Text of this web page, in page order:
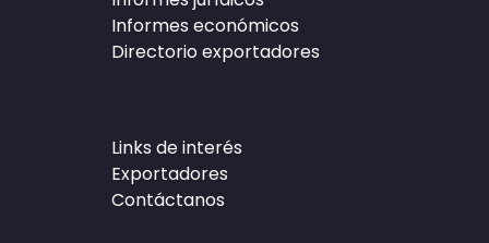
Informes económicos
Directorio exportadores
Links de interés
Exportadores
Contáctanos